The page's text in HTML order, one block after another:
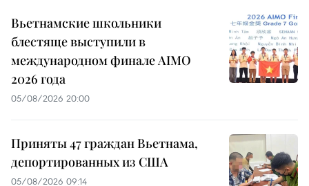
Вьетнамские школьники
блестяще выступили в
международном финале AIMO
2026 года
05/08/2026 20:00
Приняты 47 граждан Вьетнама,
депортированных из США
05/08/2026 09:14